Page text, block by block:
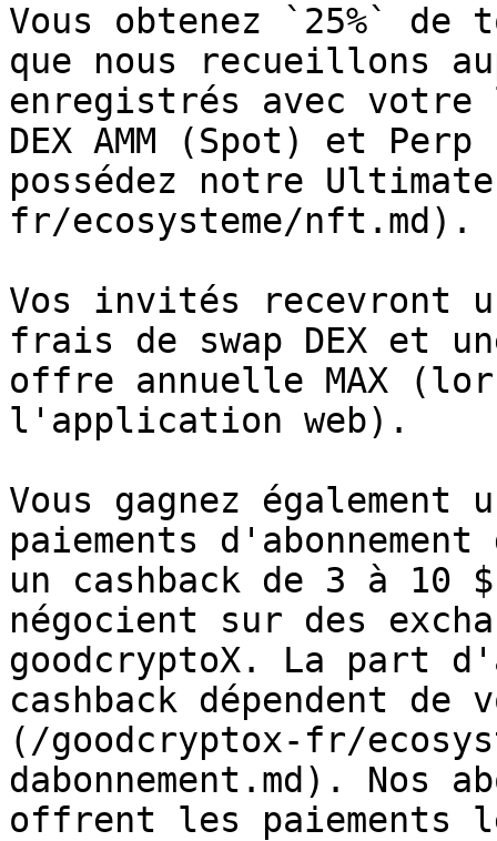
Vous obtenez `25%` de
que nous recueillons
enregistrés avec
DEX AMM (Spot) et
possédez notre
fr/ecosysteme/nft.md).
Vos invités recevront
frais de swap DEX et
offre annuelle MAX
l'application web).
Vous gagnez également
paiements
un cashback de 3 à 10
négocient sur des
goodcryptoX. La part
cashback dépendent de
(/goodcryptox-fr/
dabonnement.md). Nos
offrent les paiements